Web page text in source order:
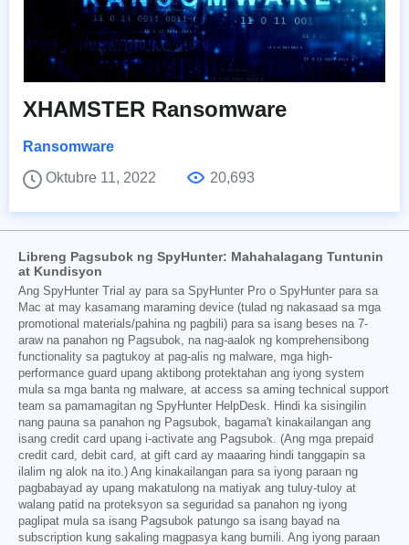
XHAMSTER Ransomware
Ransomware
Oktubre 11, 2022
20,693
Libreng Pagsubok ng SpyHunter: Mahahalagang Tuntunin
at Kundisyon
Ang SpyHunter Trial ay para sa SpyHunter Pro o SpyHunter para sa
Mac at may kasamang maraming device (tulad ng nakasaad sa mga
promotional materials/pahina ng pagbili) para sa isang beses na 7-
araw na panahon ng Pagsubok, na nag-aalok ng komprehensibong
functionality sa pagtukoy at pag-alis ng malware, mga high-
performance guard upang aktibong protektahan ang iyong system
mula sa mga banta ng malware, at access sa aming technical support
team sa pamamagitan ng SpyHunter HelpDesk. Hindi ka sisingilin
nang pauna sa panahon ng Pagsubok, bagama't kinakailangan ang
isang credit card upang i-activate ang Pagsubok. (Ang mga prepaid
credit card, debit card, at gift card ay maaaring hindi tanggapin sa
ilalim ng alok na ito.) Ang kinakailangan para sa iyong paraan ng
pagbabayad ay upang makatulong na matiyak ang tuluy-tuloy at
walang patid na proteksyon sa seguridad sa panahon ng iyong
paglipat mula sa isang Pagsubok patungo sa isang bayad na
subscription kung sakaling magpasya kang bumili. Ang iyong paraan